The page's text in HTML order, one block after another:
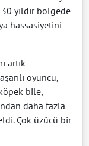
yıldır bölgede
hassasiyetini
artık
oyuncu,
bile,
daha fazla
Çok üzücü bir